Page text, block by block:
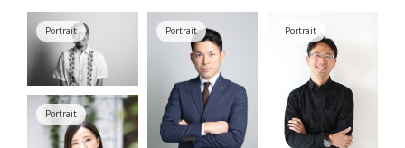
Portrait Portrait Portrait
Portrait